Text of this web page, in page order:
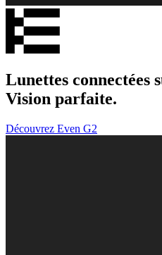
Lunettes connectées
Vision parfaite.
Découvrez Even G2